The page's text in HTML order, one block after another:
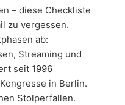
– diese Checkliste
zu vergessen.
ab:
Streaming und
seit 1996
in Berlin.
Stolperfallen.